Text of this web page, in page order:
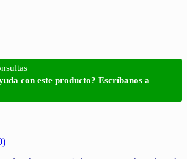
con este producto? Escríbanos a